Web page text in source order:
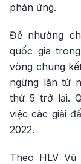
phản ứng.
Để nhường
quốc gia
vòng chung
ngừng lăn từ
thứ 5 trở lại.
việc các giải
2022.
Theo HLV